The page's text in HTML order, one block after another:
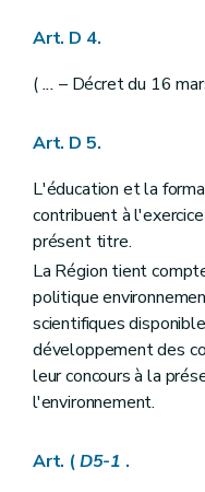
Chapitre V
Art. D29-
Partie IV
Art. D 30
Art. D 31
Chapitre II
Art. D 33
Art. D 34
Art. D 35
Art. D 36
Chapitre III Plan
Art. D 37
Art. D 38
Art. D 41
Art. D 4.
(... – Décret du 16
Art. D 5.
L'éducation et la
contribuent à
présent titre.
La Région tient
politique
scientifiques
développement des
leur concours à la
l'environnement.
Art. (D5-1 .